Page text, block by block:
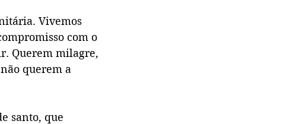
Vivemos
com o
Querem milagre,
querem a
santo, que